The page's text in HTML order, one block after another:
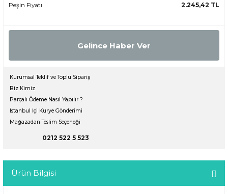
Peşin Fiyatı 2.245,42 TL
Gelince Haber Ver
Kurumsal Teklif ve Toplu Sipariş
Biz Kimiz
Parçalı Ödeme Nasıl Yapılır ?
İstanbul İçi Kurye Gönderimi
Mağazadan Teslim Seçeneği
0212 522 5 523
Ürün Bilgisi